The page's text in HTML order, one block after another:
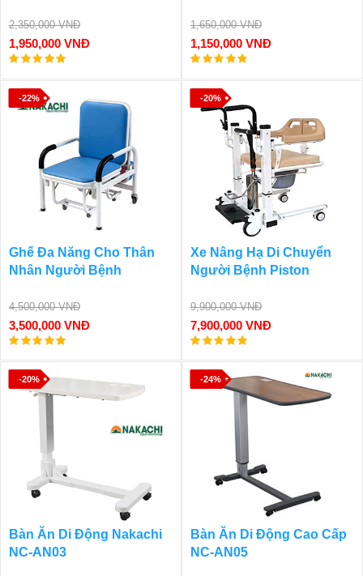
2,350,000 VNĐ
1,950,000 VNĐ
1,650,000 VNĐ
1,150,000 VNĐ
-22%
Ghế Đa Năng Cho Thân
Nhân Người Bệnh
4,500,000 VNĐ
3,500,000 VNĐ
-20%
Xe Nâng Hạ Di Chuyển
Người Bệnh Piston
9,900,000 VNĐ
7,900,000 VNĐ
-20%
Bàn Ăn Di Động Nakachi
NC-AN03
-24%
Bàn Ăn Di Động Cao Cấp
NC-AN05